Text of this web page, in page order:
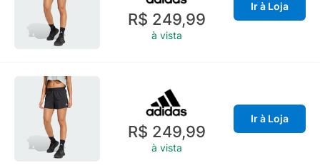
R$ 249,99
à vista
Ir à Loja
R$ 249,99
à vista
Ir à Loja